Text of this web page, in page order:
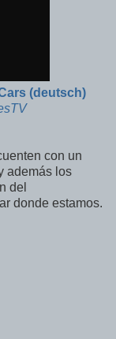
(deutsch)
con un
además los
del
donde estamos.